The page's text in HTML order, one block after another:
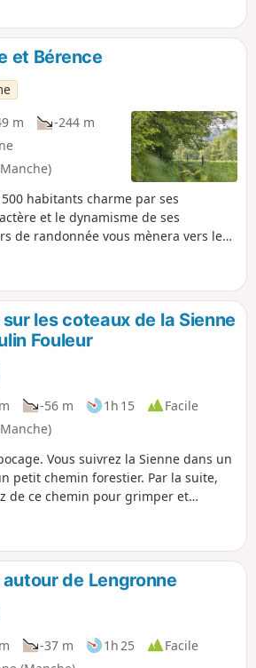
côtier réputé pour
(saumon
et anguille), le
a été effacé en 2010
et Bérence
m
-244 m
habitants charme par ses
et le dynamisme de ses
de randonnée vous mènera vers les
qui font le bonheur des
pêcheurs de salmonidés.
les coteaux de la Sienne
Fouleur
-56 m 1h 15
Facile
Vous suivrez la Sienne dans un
petit chemin forestier. Par la suite,
de ce chemin pour grimper et
chalet au point culminant.
de Lengronne
-37 m 1h 25
Facile